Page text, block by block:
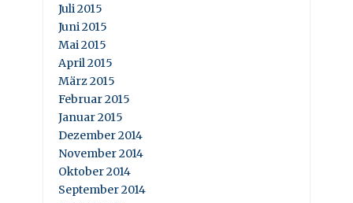
Juli 2015
Juni 2015
Mai 2015
April 2015
März 2015
Februar 2015
Januar 2015
Dezember 2014
November 2014
Oktober 2014
September 2014